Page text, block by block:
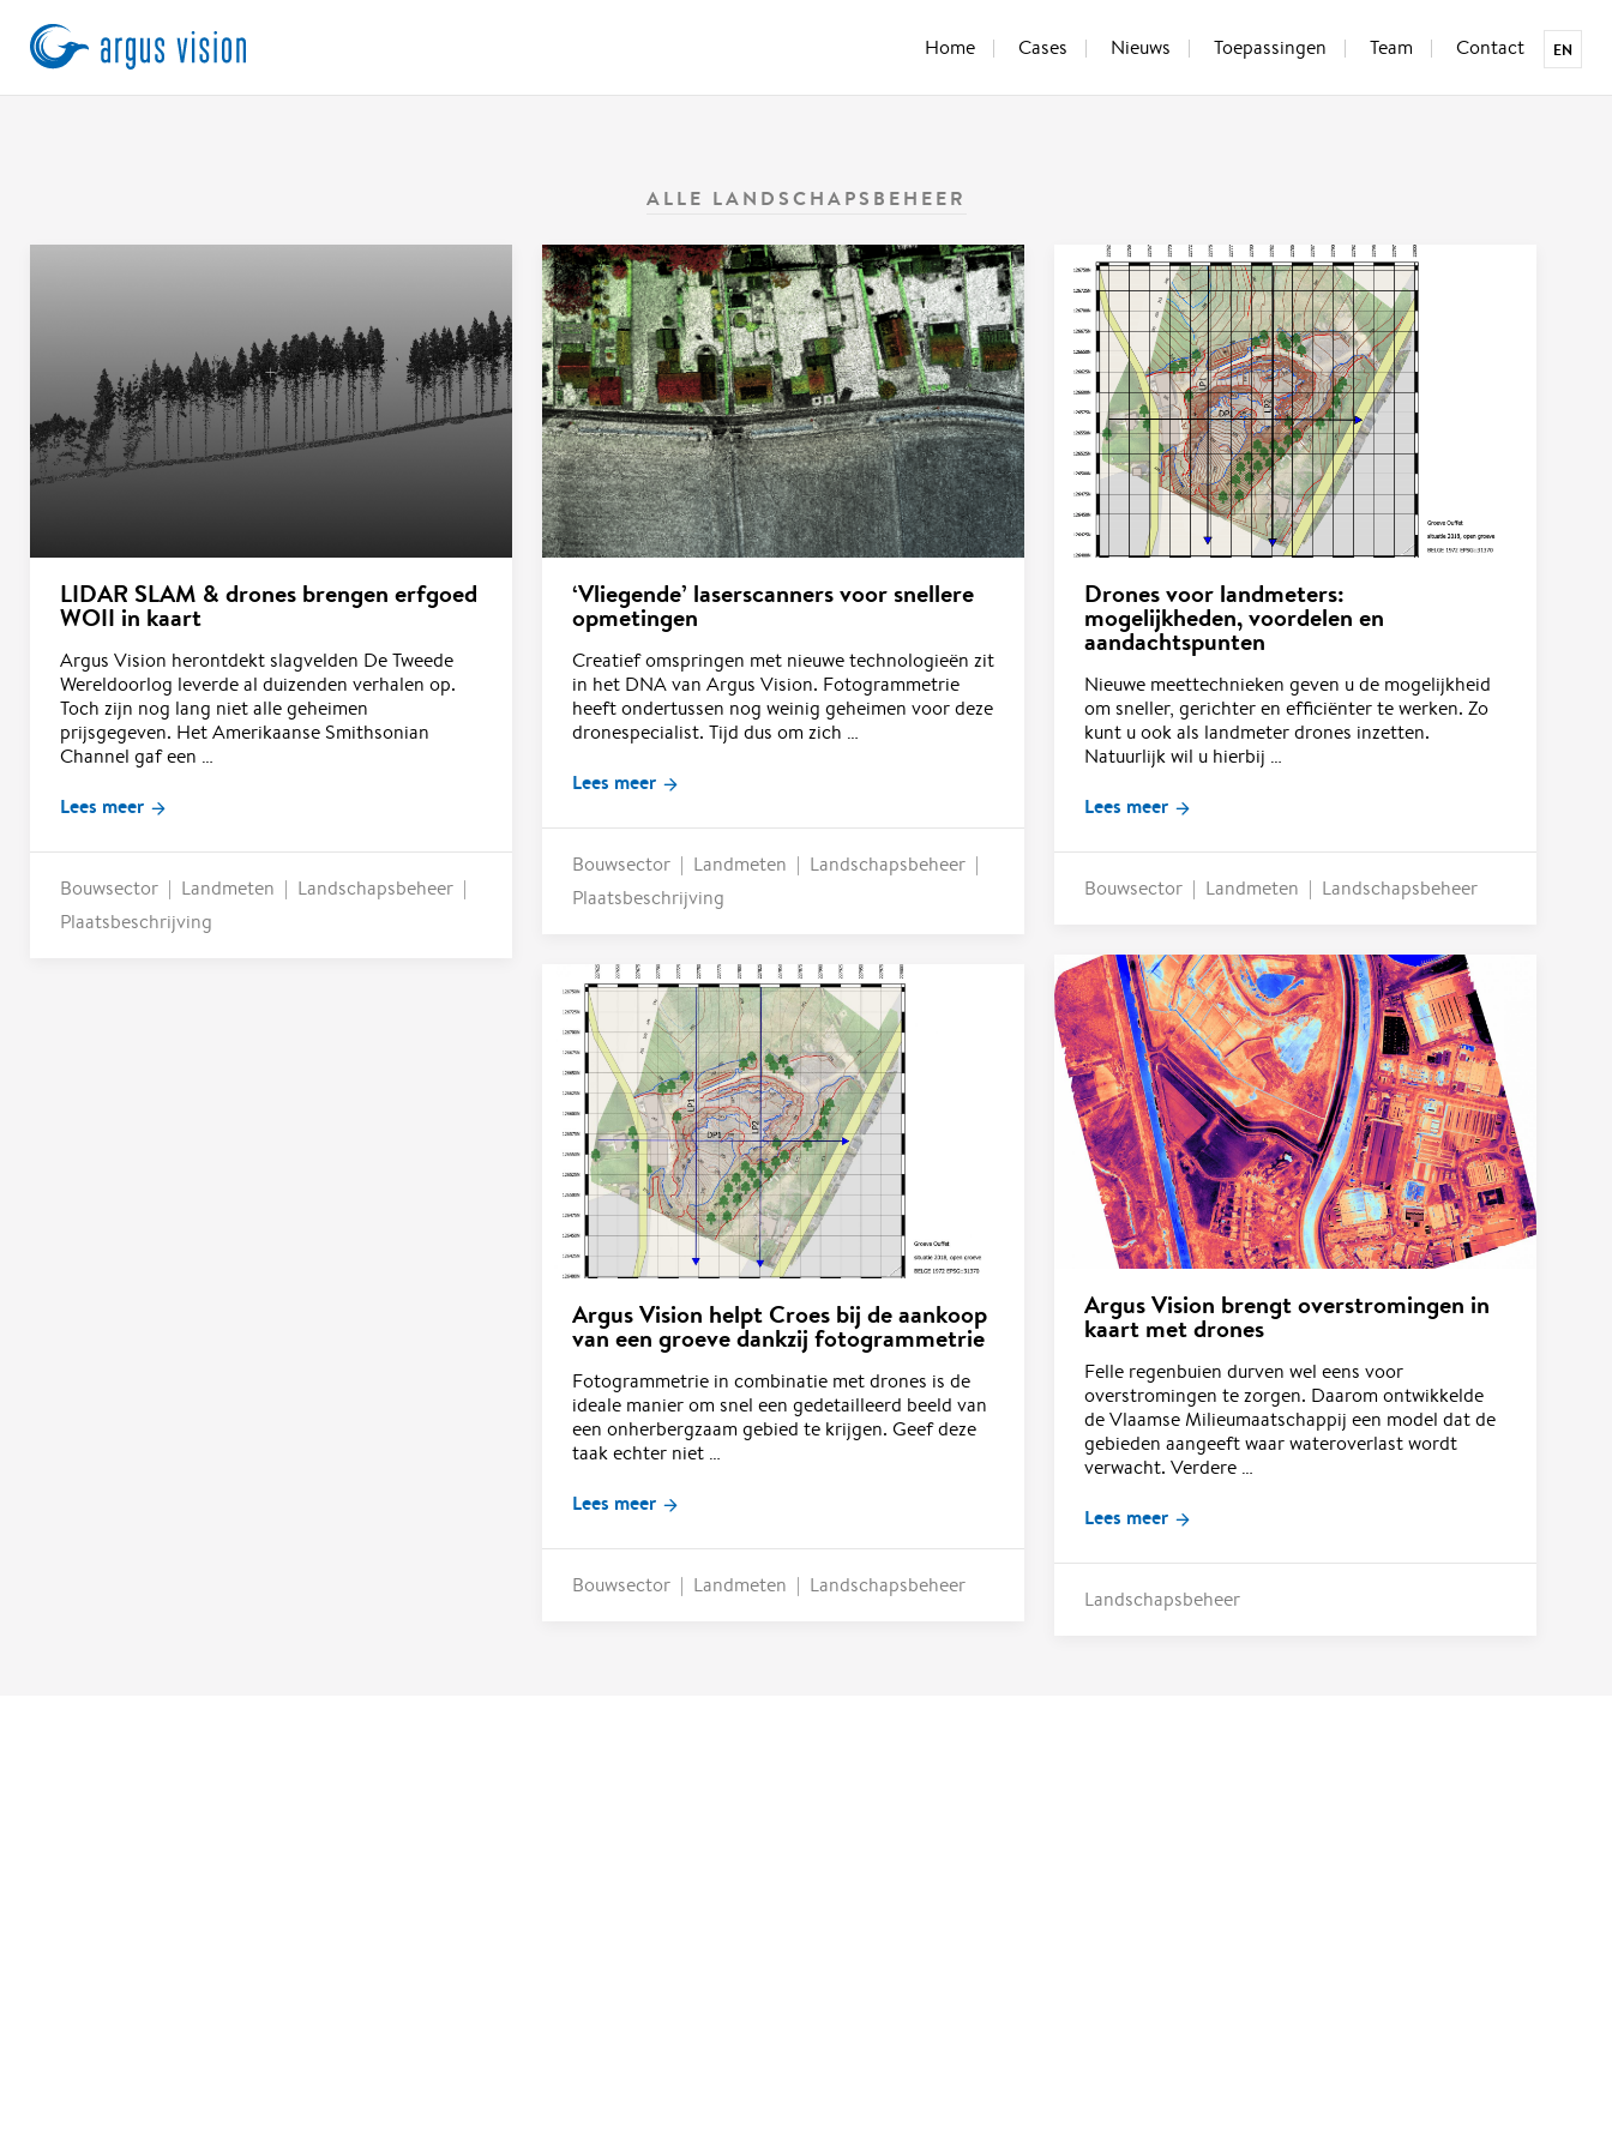
Home Cases Nieuws Toepassingen Team Contact EN
ALLE LANDSCHAPSBEHEER
LIDAR SLAM & drones brengen erfgoed
WOII in kaart
Argus Vision herontdekt slagvelden De Tweede
Wereldoorlog leverde al duizenden verhalen op.
Toch zijn nog lang niet alle geheimen
prijsgegeven. Het Amerikaanse Smithsonian
Channel gaf een …
Lees meer
Bouwsector Landmeten
Landschapsbeheer
Plaatsbeschrijving
‘Vliegende’ laserscanners voor snellere
opmetingen
Creatief omspringen met nieuwe technologieën zit
in het DNA van Argus Vision. Fotogrammetrie
heeft ondertussen nog weinig geheimen voor deze
dronespecialist. Tijd dus om zich …
Lees meer
Bouwsector Landmeten
Landschapsbeheer
Plaatsbeschrijving
Drones voor landmeters:
mogelijkheden, voordelen en
aandachtspunten
Nieuwe meettechnieken geven u de mogelijkheid
om sneller, gerichter en efficiënter te werken. Zo
kunt u ook als landmeter drones inzetten.
Natuurlijk wil u hierbij …
Lees meer
Bouwsector Landmeten Landschapsbeheer
Argus Vision brengt overstromingen in
kaart met drones
Felle regenbuien durven wel eens voor
overstromingen te zorgen. Daarom ontwikkelde
de Vlaamse Milieumaatschappij een model dat de
gebieden aangeeft waar wateroverlast wordt
verwacht. Verdere …
Lees meer
Landschapsbeheer
Argus Vision helpt Croes bij de aankoop
van een groeve dankzij fotogrammetrie
Fotogrammetrie in combinatie met drones is de
ideale manier om snel een gedetailleerd beeld van
een onherbergzaam gebied te krijgen. Geef deze
taak echter niet …
Lees meer
Bouwsector Landmeten Landschapsbeheer